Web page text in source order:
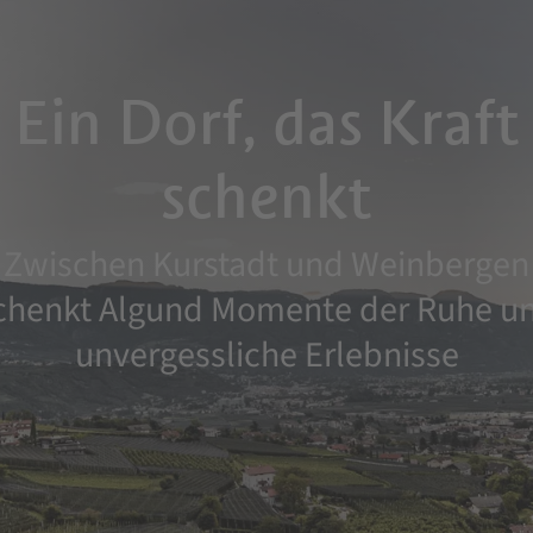
Ein Dorf, das Kraft
schenkt
Algund Momente der Ruhe
unvergessliche Erlebnisse